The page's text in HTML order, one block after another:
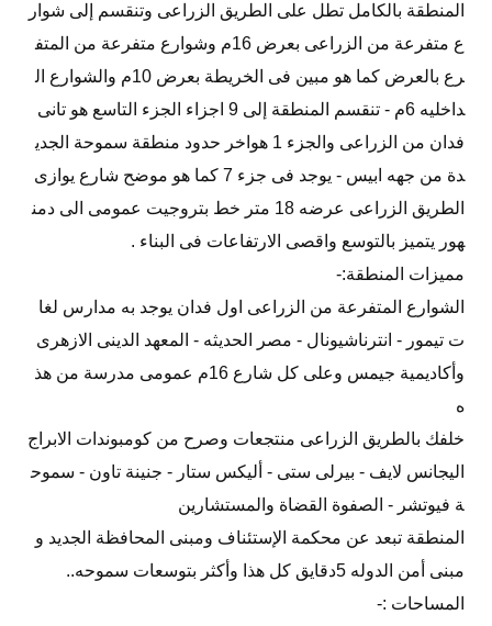
المنطقة بالكامل تطل على الطريق الزراعى وتنقسم إلى شوار
ع متفرعة من الزراعى بعرض 16م وشوارع متفرعة من المتف
رع بالعرض كما هو مبين فى الخريطة بعرض 10م والشوارع ال
داخليه 6م - تنقسم المنطقة إلى 9 اجزاء الجزء التاسع هو تانى
فدان من الزراعى والجزء 1 هواخر حدود منطقة سموحة الجدي
دة من جهه ابيس - يوجد فى جزء 7 كما هو موضح شارع يوازى
الطريق الزراعى عرضه 18 متر خط بتروجيت عمومى الى دمن
هور يتميز بالتوسع واقصى الارتفاعات فى البناء .
مميزات المنطقة:-
الشوارع المتفرعة من الزراعى اول فدان يوجد به مدارس لغا
ت تيمور - انترناشيونال - مصر الحديثه - المعهد الدينى الازهرى
وأكاديمية جيمس وعلى كل شارع 16م عمومى مدرسة من هذ
ه
خلفك بالطريق الزراعى منتجعات وصرح من كومبوندات الابراج
اليجانس لايف - بيرلى ستى - أليكس ستار - جنينة تاون - سموح
ة فيوتشر - الصفوة القضاة والمستشارين
المنطقة تبعد عن محكمة الإستئناف ومبنى المحافظة الجديد و
مبنى أمن الدوله 5دقايق كل هذا وأكثر بتوسعات سموحه..
المساحات :-